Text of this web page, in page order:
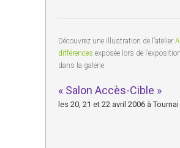
Découvrez une illustration de l’atelier
différences exposée lors de
dans la galerie :
« Salon Accès-Cible »
les 20, 21 et 22 avril 2006 à Tournai